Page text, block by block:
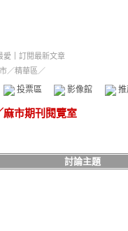
愛
訂閱最新文章
／精華區／
投票區 影像館
麻市期刊閱覽室
討論主題